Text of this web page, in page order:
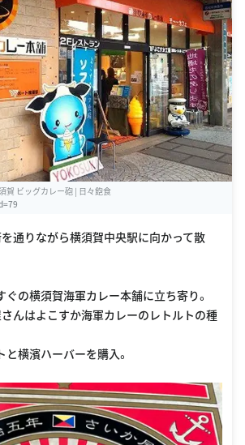
賀 ビッグカレー砲 | 日々飽食
を通りながら横須賀中央駅に向かって散
の横須賀海軍カレー本舗に立ち寄り。
んはよこすか海軍カレーのレトルトの種
横濱ハーバーを購入。